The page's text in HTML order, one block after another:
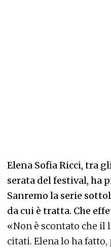
Elena Sofia Ricci, tra
serata del festival, ha
Sanremo la serie
da cui è tratta. Che
«Non è scontato che il
citati. Elena lo ha